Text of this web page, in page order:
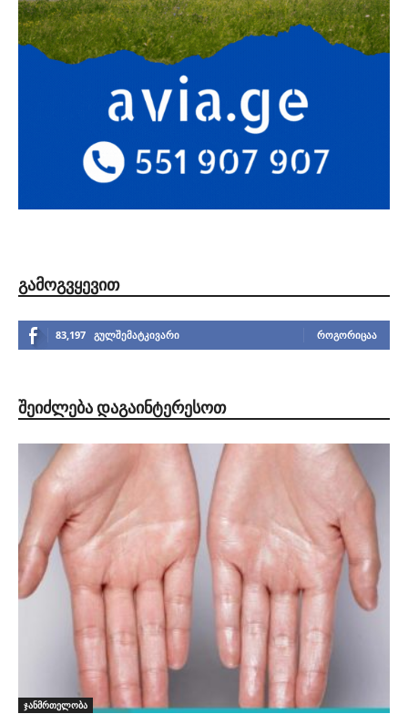
ᲒᲐᲛᲝᲒᲕᲧᲔᲕᲘᲗ
83,197 გულშემატკივარი ᲠᲝᲒᲝᲠᲘᲪᲐᲐ
ᲨᲔᲘᲫᲚᲔᲑᲐ ᲓᲐᲒᲐᲘᲜᲢᲔᲠᲔᲡᲝᲗ
ჯანმრთელობა